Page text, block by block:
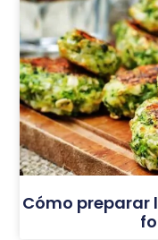
Cómo preparar